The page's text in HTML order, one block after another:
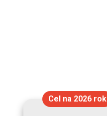
Cel na 2026 rok